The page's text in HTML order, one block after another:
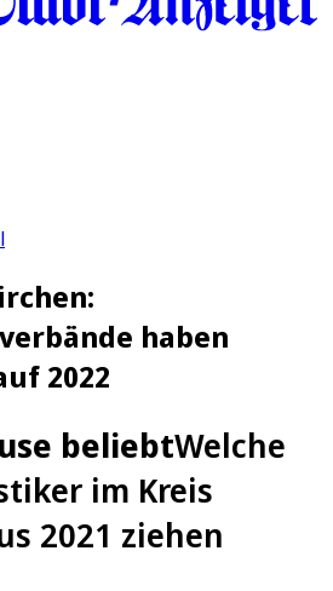
haben
2022
beliebtWelche
im Kreis
2021 ziehen